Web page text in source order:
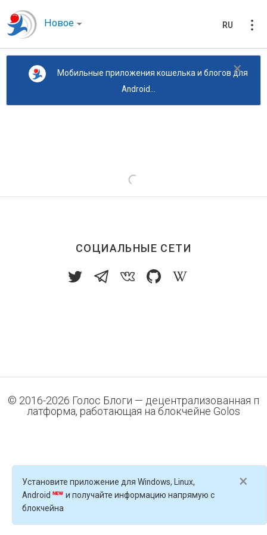
Новое RU
×
Мобильные приложения кошелька и блогов для
Android...
СОЦИАЛЬНЫЕ СЕТИ
© 2016-2026 Голос Блоги — децентрализованная п
латформа, работающая на блокчейне Golos
×
Установите приложение для Windows, Linux,
Android
и получайте информацию напрямую с
блокчейна